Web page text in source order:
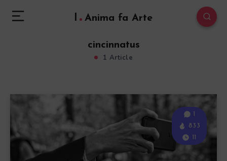
l Anima fa Arte
cincinnatus
1 Article
1
833
11